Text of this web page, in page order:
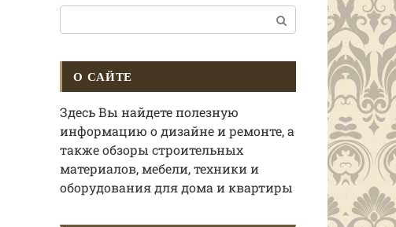
О САЙТЕ
Здесь Вы найдете полезную
информацию о дизайне и ремонте, а
также обзоры строительных
материалов, мебели, техники и
оборудования для дома и квартиры